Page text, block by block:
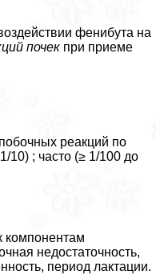
фенибута на
почек при приеме
реакций по
10) ; часто (≥ 1/100 до
компонентам
недостаточность,
период лактации.